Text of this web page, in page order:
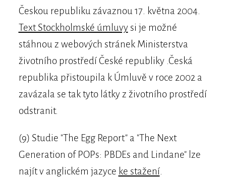
Českou republiku závaznou 17. května 2004.
Text Stockholmské úmluvysi je možné
stáhnou z webových stránek Ministerstva
životního prostředí České republiky .Česká
republika přistoupila k Úmluvě v roce 2002 a
zavázala se tak tyto látky z životního prostředí
odstranit.
(9) Studie "The Egg Report" a "The Next
Generation of POPs: PBDEs and Lindane" lze
najít v anglickém jazyce ke stažení.